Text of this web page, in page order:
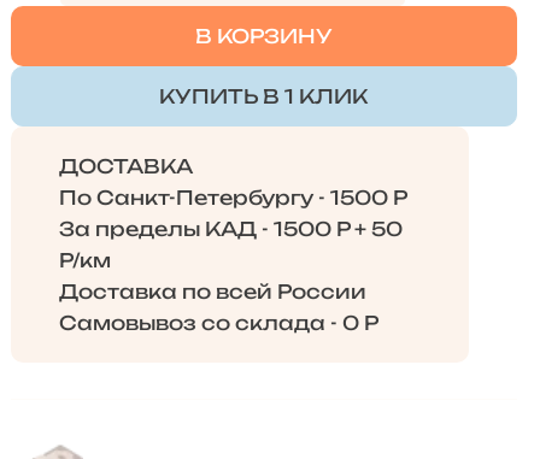
В КОРЗИНУ
КУПИТЬ В 1 КЛИК
ДОСТАВКА
По Санкт-Петербургу - 1500 Р
За пределы КАД - 1500 Р + 50
Р/км
Доставка по всей России
Самовывоз со склада - 0 Р